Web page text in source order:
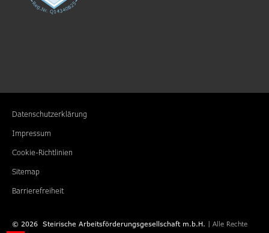
© 2026 Steirische Arbeitsförderungs­gesellschaft m.b.H. | Alle Rechte
Datenschutzerklärung
Impressum
Cookie-Richtlinien
Sitemap
Barrierefreiheit